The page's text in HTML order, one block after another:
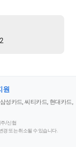
원
성카드, 씨티카드, 현대카드,
/신협
경 또는 취소될 수 있습니다.